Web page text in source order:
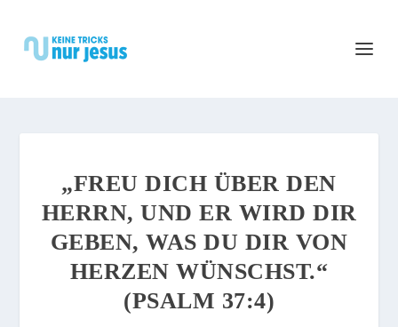
„FREU DICH ÜBER DEN
HERRN, UND ER WIRD DIR
GEBEN, WAS DU DIR VON
HERZEN WÜNSCHST.“
(PSALM 37:4)